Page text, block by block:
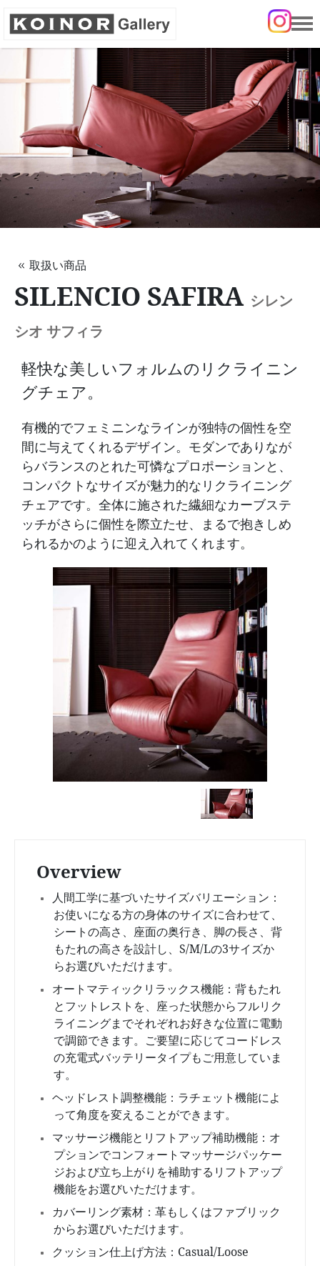
KOINORソファの魅力
取扱い商品
ショールームのご案内
ショールームのご予約
取扱い商品
SILENCIO SAFIRA シレン
シオ サフィラ
軽快な美しいフォルムのリクライニン
グチェア。
有機的でフェミニンなラインが独特の個性を空
間に与えてくれるデザイン。モダンでありなが
らバランスのとれた可憐なプロポーションと、
コンパクトなサイズが魅力的なリクライニング
チェアです。全体に施された繊細なカーブステ
ッチがさらに個性を際立たせ、まるで抱きしめ
られるかのように迎え入れてくれます。
Overview
人間工学に基づいたサイズバリエーション：
お使いになる方の身体のサイズに合わせて、
シートの高さ、座面の奥行き、脚の長さ、背
もたれの高さを設計し、S/M/Lの3サイズか
らお選びいただけます。
オートマティックリラックス機能：背もたれ
とフットレストを、座った状態からフルリク
ライニングまでそれぞれお好きな位置に電動
で調節できます。ご要望に応じてコードレス
の充電式バッテリータイプもご用意していま
す。
ヘッドレスト調整機能：ラチェット機能によ
って角度を変えることができます。
マッサージ機能とリフトアップ補助機能：オ
プションでコンフォートマッサージパッケー
ジおよび立ち上がりを補助するリフトアップ
機能をお選びいただけます。
カバーリング素材：革もしくはファブリック
からお選びいただけます。
クッション仕上げ方法：Casual/Loose